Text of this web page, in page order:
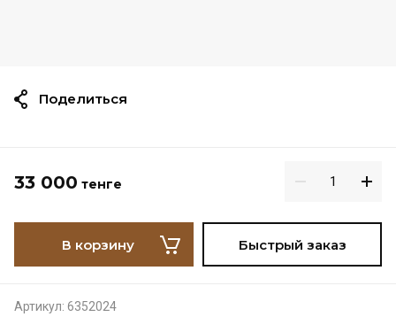
33 000 тенге
В корзину Быстрый заказ
Артикул: 6352024
Поделиться